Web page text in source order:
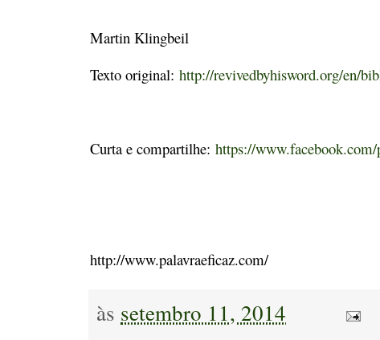
Martin Klingbeil
Texto original: http://revivedbyhisword.org/en/
Curta e compartilhe: https://
http://www.palavraeficaz.com/
às setembro 11, 2014